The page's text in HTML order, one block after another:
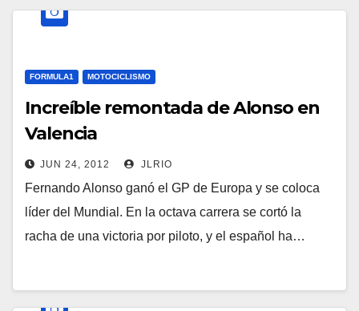
FORMULA1 MOTOCICLISMO
Increíble remontada de Alonso en
Valencia
JUN 24, 2012 JLRIO
Fernando Alonso ganó el GP de Europa y se coloca
líder del Mundial. En la octava carrera se cortó la
racha de una victoria por piloto, y el español ha…